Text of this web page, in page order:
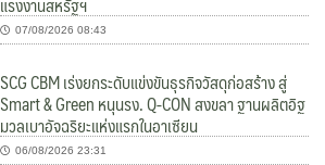
07/08/2026 08:43
SCG CBM เร่งยกระดับแข่งขันธุรกิจวัสดุก่อสร้าง สู่
Smart & Green หนุนรง. Q-CON สงขลา ฐานผลิตอิฐ
มวลเบาอัจฉริยะแห่งแรกในอาเซียน
06/08/2026 23:31